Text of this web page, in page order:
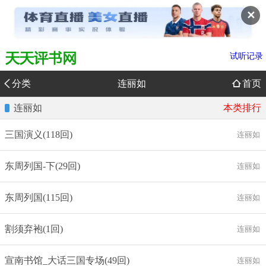
✕
试听记录
分类 连丽如 首页
连丽如 本类排行
三国演义(118回) 连丽如
东周列国-下(29回) 连丽如
东周列国(115回) 连丽如
割须弃袍(1回) 连丽如
宣南书馆_大话三国专场(49回) 连丽如